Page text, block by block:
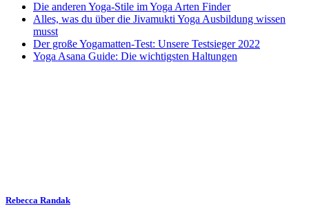
Die anderen Yoga-Stile im Yoga Arten Finder
Alles, was du über die Jivamukti Yoga Ausbildung wissen
musst
Der große Yogamatten-Test: Unsere Testsieger 2022
Yoga Asana Guide: Die wichtigsten Haltungen
Rebecca Randak